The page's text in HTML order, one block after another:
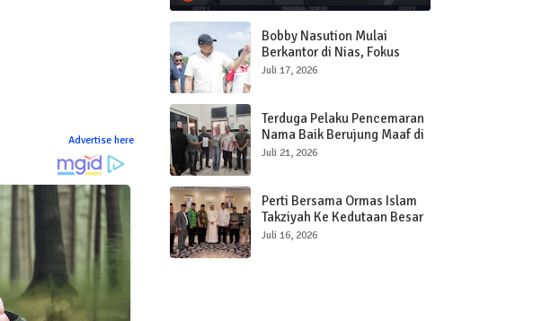
Advertise here
Bobby Nasution Mulai
Berkantor di Nias, Fokus
Percepat Pembangunan
Juli 17, 2026
Terduga Pelaku Pencemaran
Nama Baik Berujung Maaf di
Polres Sibolga
Juli 21, 2026
Perti Bersama Ormas Islam
Takziyah Ke Kedutaan Besar
Qatar
Juli 16, 2026